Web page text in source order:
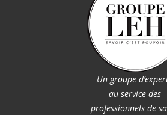
Un groupe
au service des
professionnels de